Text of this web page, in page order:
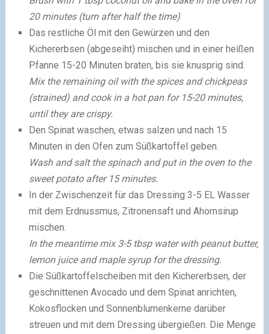
20 minutes (turn after half the time)
Das restliche Öl mit den Gewürzen und den
Kichererbsen (abgeseiht) mischen und in einer heißen
Pfanne 15-20 Minuten braten, bis sie knusprig sind.
Mix the remaining oil with the spices and chickpeas
(strained) and cook in a hot pan for 15-20 minutes,
until they are crispy.
Den Spinat waschen, etwas salzen und nach 15
Minuten in den Ofen zum Süßkartoffel geben.
Wash and salt the spinach and put in the oven to the
sweet potato after 15 minutes.
In der Zwischenzeit für das Dressing 3-5 EL Wasser
mit dem Erdnussmus, Zitronensaft und Ahornsirup
mischen.
In the meantime mix 3-5 tbsp water with peanut butter,
lemon juice and maple syrup for the dressing.
Die Süßkartoffelscheiben mit den Kichererbsen, der
geschnittenen Avocado und dem Spinat anrichten,
Kokosflocken und Sonnenblumenkerne darüber
streuen und mit dem Dressing übergießen. Die Menge